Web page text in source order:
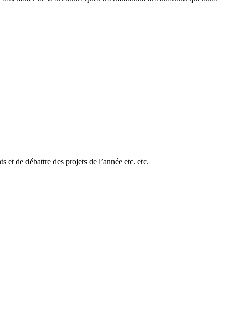
et de débattre des projets de l’année etc. etc.